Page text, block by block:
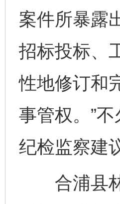
案件所暴露
招标投标、
性地修订和
事管权。”
纪检监察建
合浦县林